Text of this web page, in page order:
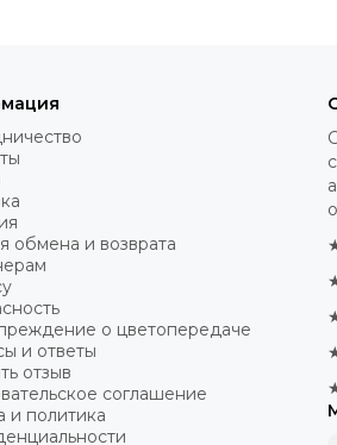
обмена и возврата
о цветопередаче
и ответы
отзыв
соглашение
и политика